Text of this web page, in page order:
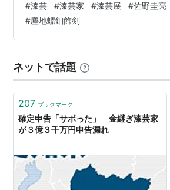
#漆芸 #漆芸家 #漆芸展 #佐野圭亮
#塵地螺鈿飾剣
ネットで話題
207 ブックマーク
確定申告「サボった」 金継ぎ漆芸家
が３億３千万円申告漏れ